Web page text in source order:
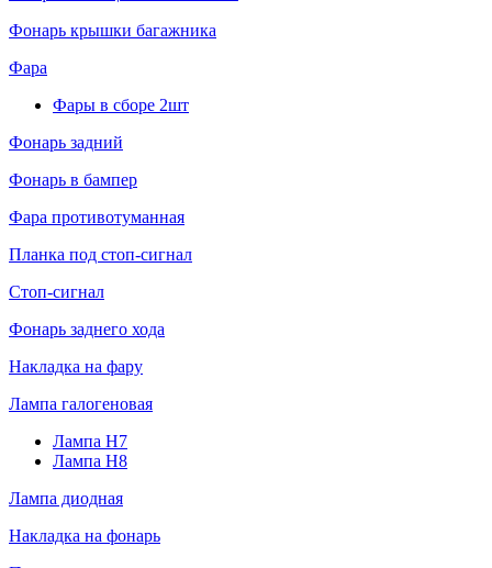
Фонарь крышки багажника
Фара
Фары в сборе 2шт
Фонарь задний
Фонарь в бампер
Фара противотуманная
Планка под стоп-сигнал
Стоп-сигнал
Фонарь заднего хода
Накладка на фару
Лампа галогеновая
Лампа H7
Лампа H8
Лампа диодная
Накладка на фонарь